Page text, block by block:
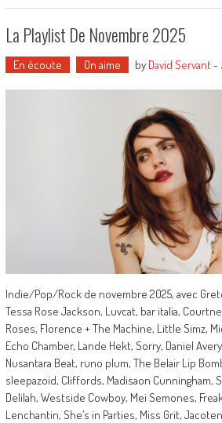
La Playlist De Novembre 2025
En écoute On aime by David Servant-
Indie/Pop/Rock de novembre 2025, avec
Tessa Rose Jackson, Luvcat, bar italia,
Roses, Florence + The Machine, Little Simz,
Echo Chamber, Lande Hekt, Sorry, Daniel
Nusantara Beat, runo plum, The Belair Lip
sleepazoid, Cliffords, Madisaon Cunningham,
Delilah, Westside Cowboy, Mei Semones,
Lenchantin, She’s in Parties, Miss Grit,